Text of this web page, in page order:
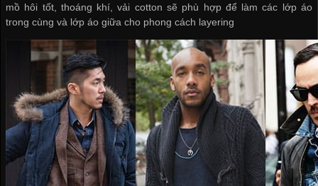
mồ hôi tốt, thoáng khí, vải cotton sẽ phù hợp để làm các lớp áo
trong cùng và lớp áo giữa cho phong cách layering